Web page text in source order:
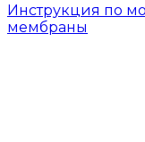
Инструкция по
мембраны